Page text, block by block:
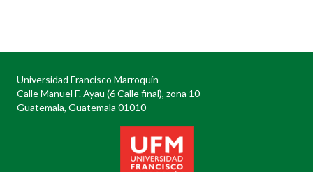
Universidad Francisco Marroquín
Calle Manuel F. Ayau (6 Calle final), zona 10
Guatemala, Guatemala 01010